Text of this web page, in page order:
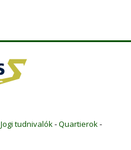
Jogi tudnivalók-Quartierok-